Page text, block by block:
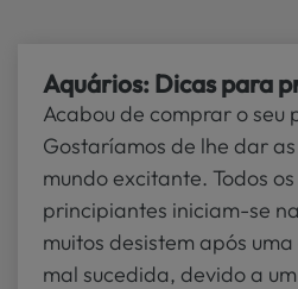
Aquários: Dicas para
Acabou de comprar o seu
Gostaríamos de lhe dar
mundo excitante. Todos
principiantes iniciam-se
muitos desistem após
mal sucedida, devido a